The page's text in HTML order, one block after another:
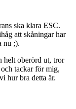
ska klara ESC.
att skåningar har
nu ;).
helt oberörd ut, tror
tackar för mig,
hur bra detta är.